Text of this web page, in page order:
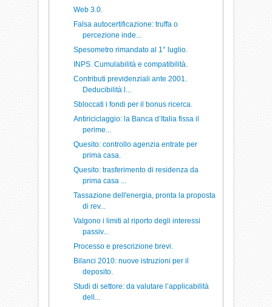
Web 3.0.
Falsa autocertificazione: truffa o
percezione inde...
Spesometro rimandato al 1° luglio.
INPS. Cumulabilità e compatibilità.
Contributi previdenziali ante 2001.
Deducibilità l...
Sbloccati i fondi per il bonus ricerca.
Antiriciclaggio: la Banca d’Italia fissa il
perime...
Quesito: controllo agenzia entrate per
prima casa.
Quesito: trasferimento di residenza da
prima casa ...
Tassazione dell'energia, pronta la proposta
di rev...
Valgono i limiti al riporto degli interessi
passiv...
Processo e prescrizione brevi.
Bilanci 2010: nuove istruzioni per il
deposito.
Studi di settore: da valutare l’applicabilità
dell...